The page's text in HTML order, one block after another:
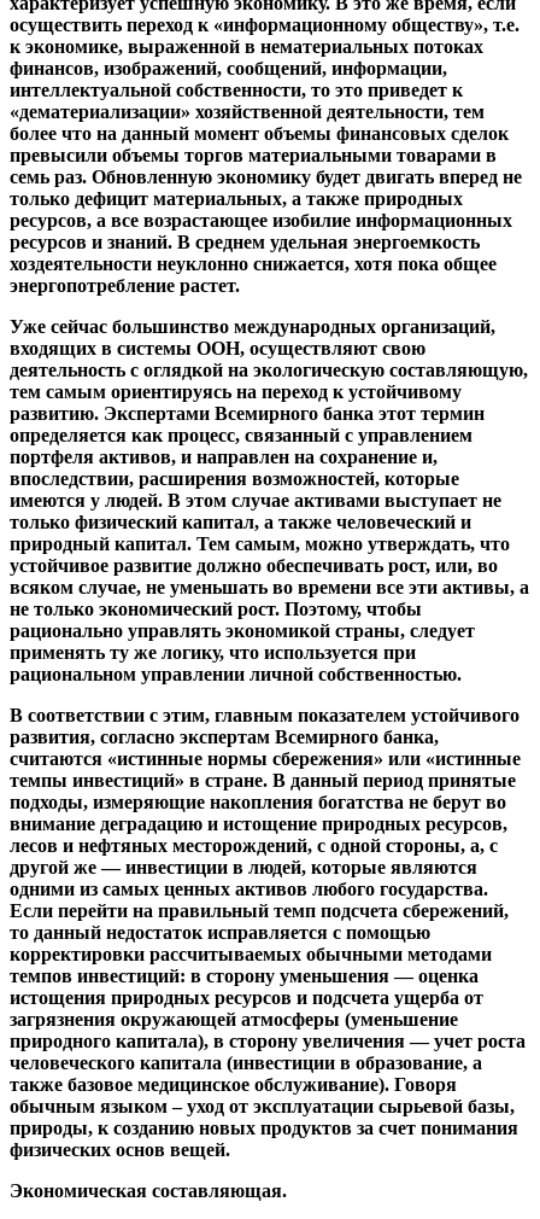
осуществить переход к «информационному обществу», т.е.
к экономике, выраженной в нематериальных потоках
финансов, изображений, сообщений, информации,
интеллектуальной собственности, то это приведет к
«дематериализации» хозяйственной деятельности, тем
более что на данный момент объемы финансовых сделок
превысили объемы торгов материальными товарами в
семь раз. Обновленную экономику будет двигать вперед не
только дефицит материальных, а также природных
ресурсов, а все возрастающее изобилие информационных
ресурсов и знаний. В среднем удельная энергоемкость
хоздеятельности неуклонно снижается, хотя пока общее
энергопотребление растет.
Уже сейчас большинство международных организаций,
входящих в системы ООН, осуществляют свою
деятельность с оглядкой на экологическую составляющую,
тем самым ориентируясь на переход к устойчивому
развитию. Экспертами Всемирного банка этот термин
определяется как процесс, связанный с управлением
портфеля активов, и направлен на сохранение и,
впоследствии, расширения возможностей, которые
имеются у людей. В этом случае активами выступает не
только физический капитал, а также человеческий и
природный капитал. Тем самым, можно утверждать, что
устойчивое развитие должно обеспечивать рост, или, во
всяком случае, не уменьшать во времени все эти активы, а
не только экономический рост. Поэтому, чтобы
рационально управлять экономикой страны, следует
применять ту же логику, что используется при
рациональном управлении личной собственностью.
В соответствии с этим, главным показателем устойчивого
развития, согласно экспертам Всемирного банка,
считаются «истинные нормы сбережения» или «истинные
темпы инвестиций» в стране. В данный период принятые
подходы, измеряющие накопления богатства не берут во
внимание деградацию и истощение природных ресурсов,
лесов и нефтяных месторождений, с одной стороны, а, с
другой же — инвестиции в людей, которые являются
одними из самых ценных активов любого государства.
Если перейти на правильный темп подсчета сбережений,
то данный недостаток исправляется с помощью
корректировки рассчитываемых обычными методами
темпов инвестиций: в сторону уменьшения — оценка
истощения природных ресурсов и подсчета ущерба от
загрязнения окружающей атмосферы (уменьшение
природного капитала), в сторону увеличения — учет роста
человеческого капитала (инвестиции в образование, а
также базовое медицинское обслуживание). Говоря
обычным языком – уход от эксплуатации сырьевой базы,
природы, к созданию новых продуктов за счет понимания
физических основ вещей.
Экономическая составляющая.